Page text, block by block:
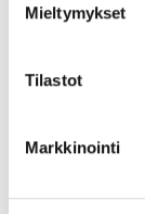
Mieltymykset
Tilastot
Markkinointi